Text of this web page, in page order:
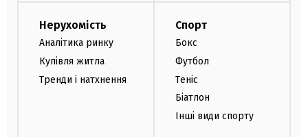
Нерухомість
Аналітика ринку
Купівля житла
Тренди і натхнення
Спорт
Бокс
Футбол
Теніс
Біатлон
Інші види спорту